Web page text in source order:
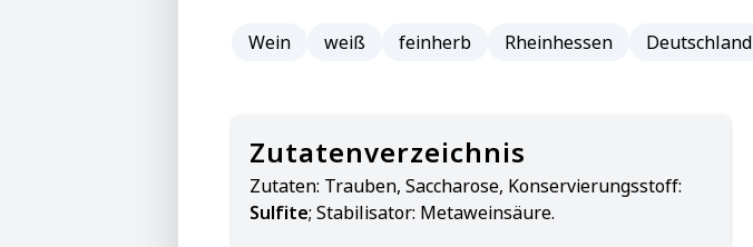
Wein weiß feinherb Rheinhessen Deutschland
Zutatenverzeichnis
Zutaten: Trauben, Saccharose, Konservierungsstoff:
Sulfite; Stabilisator: Metaweinsäure.